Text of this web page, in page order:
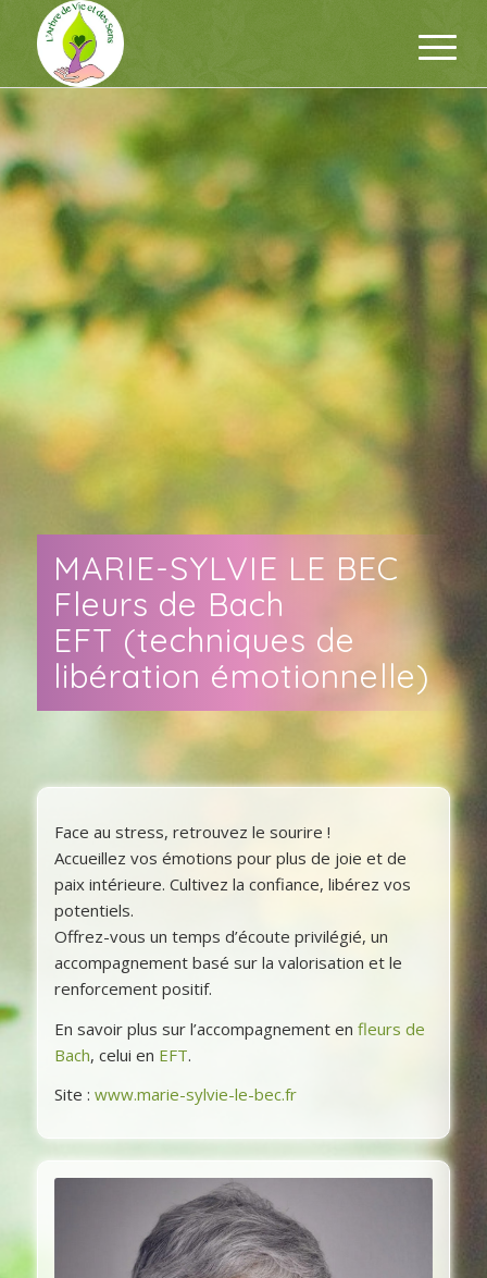
MARIE-SYLVIE LE BEC
Fleurs de Bach
EFT (techniques de
libération émotionnelle)
Face au stress, retrouvez le sourire !
Accueillez vos émotions pour plus de joie et de
paix intérieure. Cultivez la confiance, libérez vos
potentiels.
Offrez-vous un temps d’écoute privilégié, un
accompagnement basé sur la valorisation et le
renforcement positif.
En savoir plus sur l’accompagnement en fleurs de
Bach, celui en EFT.
Site : www.marie-sylvie-le-bec.fr